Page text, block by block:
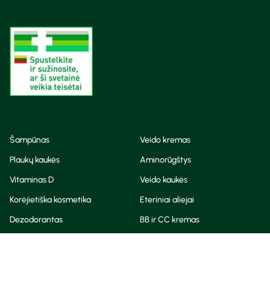
Šampūnas
Veido kremas
Plaukų kaukės
Aminorūgštys
Vitaminas D
Veido kaukės
Korėjietiška kosmetika
Eteriniai aliejai
Dezodorantas
BB ir CC kremas